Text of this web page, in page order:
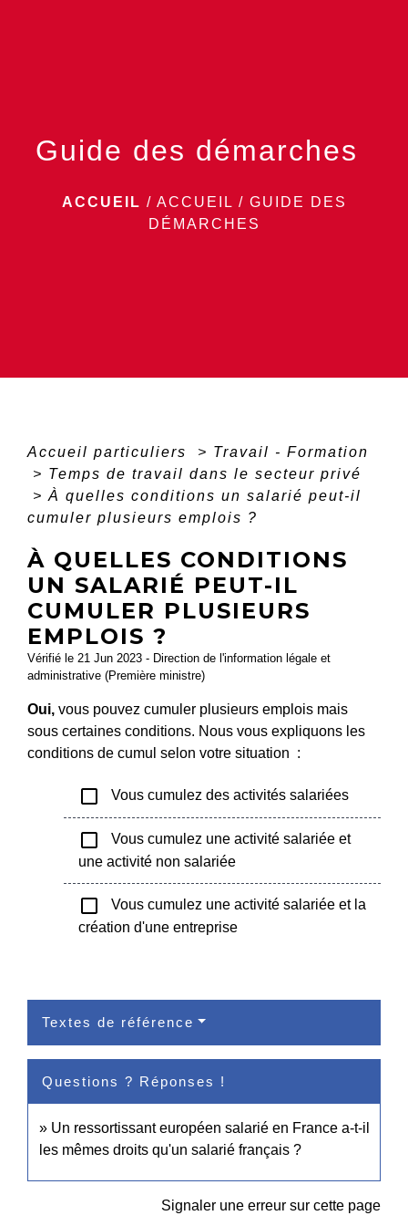
Guide des démarches
ACCUEIL / ACCUEIL / GUIDE DES
DÉMARCHES
Accueil particuliers > Travail - Formation
> Temps de travail dans le secteur privé
> À quelles conditions un salarié peut-il
cumuler plusieurs emplois ?
À QUELLES CONDITIONS
UN SALARIÉ PEUT-IL
CUMULER PLUSIEURS
EMPLOIS ?
Vérifié le 21 Jun 2023 - Direction de l'information légale et
administrative (Première ministre)
Oui, vous pouvez cumuler plusieurs emplois mais
sous certaines conditions. Nous vous expliquons les
conditions de cumul selon votre situation :
check_box_outline_blank Vous cumulez des activités salariées
check_box_outline_blank
Vous cumulez une activité salariée et
une activité non salariée
check_box_outline_blank
Vous cumulez une activité salariée et la
création d'une entreprise
Textes de référence
Questions ? Réponses !
Un ressortissant européen salarié en France a-t-il
les mêmes droits qu'un salarié français ?
Signaler une erreur sur cette page